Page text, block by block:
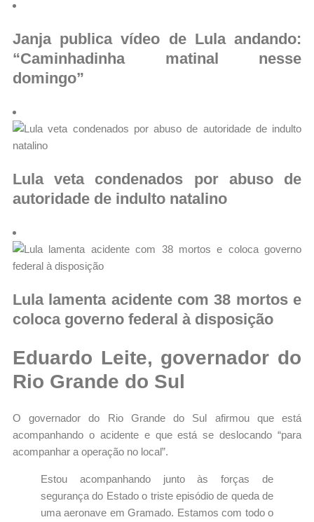
Janja publica vídeo de Lula andando:
“Caminhadinha matinal nesse
domingo”
Lula veta condenados por abuso de
autoridade de indulto natalino
Lula lamenta acidente com 38 mortos e
coloca governo federal à disposição
Eduardo Leite, governador do
Rio Grande do Sul
O governador do Rio Grande do Sul afirmou que está
acompanhando o acidente e que está se deslocando “para
acompanhar a operação no local”.
Estou acompanhando junto às forças de
segurança do Estado o triste episódio de queda de
uma aeronave em Gramado. Estamos com todo o